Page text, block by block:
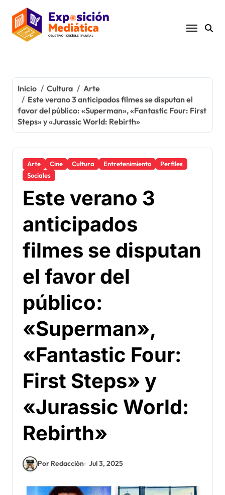
contenido
Inicio Cultura
Arte
Este verano 3 anticipados filmes se disputan el
favor del público: «Superman», «Fantastic Four: First
Steps» y «Jurassic World: Rebirth»
Arte Cine Cultura Entretenimiento
Perfiles
Sociales
Este verano 3
anticipados
filmes se disputan
el favor del
público:
«Superman»,
«Fantastic Four:
First Steps» y
«Jurassic World:
Rebirth»
Por Redacción Jul 3, 2025